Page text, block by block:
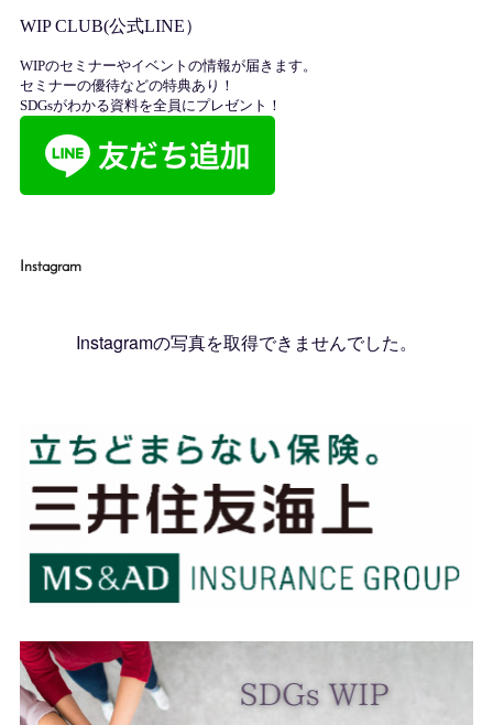
Instagram
Instagramの写真を取得できませんでした。